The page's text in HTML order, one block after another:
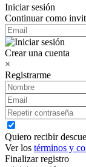
Iniciar sesión
Continuar como
Crear una cuenta
×
Registrarme
Quiero recibir
Ver los términos y
Finalizar registro